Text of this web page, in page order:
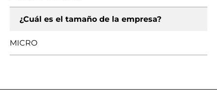
¿Cuál es el tamaño de la empresa?
MICRO